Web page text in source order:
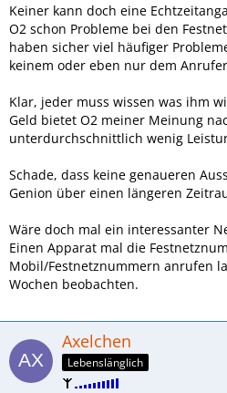
Keiner kann doch eine
O2 schon Probleme bei den
haben sicher viel häufiger
keinem oder eben nur dem
Klar, jeder muss wissen was ihm
Geld bietet O2 meiner Meinung
unterdurchschnittlich wenig
Schade, dass keine genaueren
Genion über einen längeren
Wäre doch mal ein interessanter
Einen Apparat mal die
Mobil/Festnetznummern anrufen
Wochen beobachten.
Axelchen
Lebenslänglich